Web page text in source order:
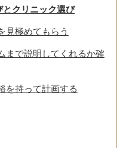
クリニック選び
見極めてもらう
まで説明してくれるか確
を持って計画する